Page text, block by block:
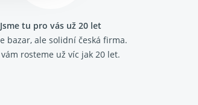
Jsme tu pro vás už 20 let
bazar, ale solidní česká firma.
vám rosteme už víc jak 20 let.